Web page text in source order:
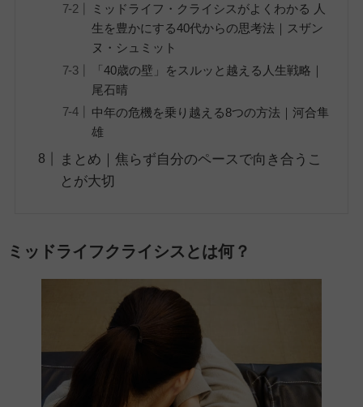
ミッドライフ・クライシスがよくわかる 人
生を豊かにする40代からの思考法｜スザン
ヌ・シュミット
「40歳の壁」をスルッと越える人生戦略｜
尾石晴
中年の危機を乗り越える8つの方法｜河合隼
雄
まとめ｜焦らず自分のペースで向き合うこ
とが大切
ミッドライフクライシスとは何？